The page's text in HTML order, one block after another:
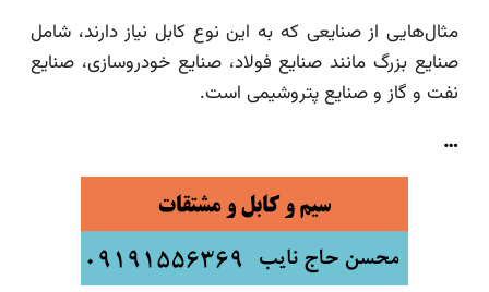
مثال‌هایی از صنایعی که به این نوع کابل نیاز دارند، شامل
صنایع بزرگ مانند صنایع فولاد، صنایع خودروسازی، صنایع
نفت و گاز و صنایع پتروشیمی است.
…